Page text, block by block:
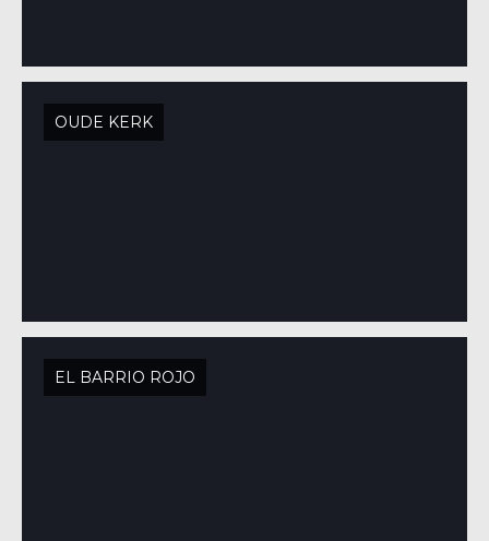
OUDE KERK
EL BARRIO ROJO